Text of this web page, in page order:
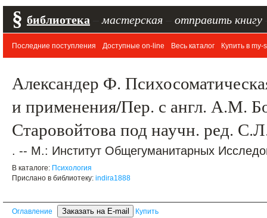
§ библиотека мастерская отправить книгу
Последние поступления Доступные on-line Весь каталог Купить в my-
Александер Ф.
и применения/Пер. с англ. А.М.
Старовойтова под научн. ред.
. -- М.: Институт Общегуманитарных
В каталоге: Психология
Прислано в библиотеку: indira1888
Оглавление Купить